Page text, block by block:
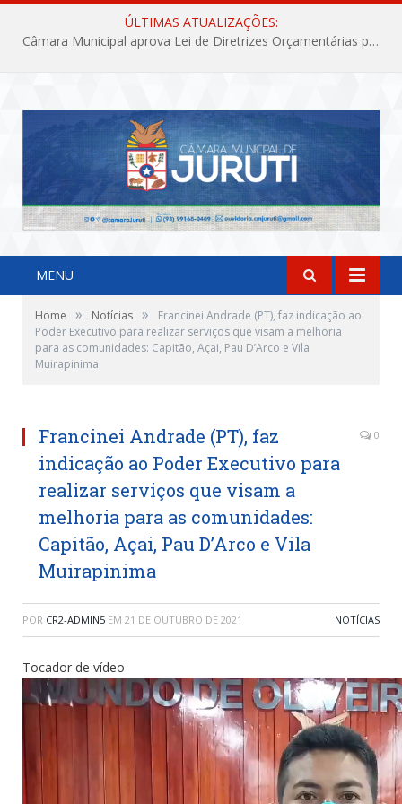
ÚLTIMAS ATUALIZAÇÕES:
Câmara Municipal aprova Lei de Diretrizes Orçamentárias para o exercício financeiro de 2027
MENU
Home » Notícias »
Francinei Andrade (PT), faz indicação ao
Poder Executivo para realizar serviços que visam a melhoria
para as comunidades: Capitão, Açai, Pau D’Arco e Vila
Muirapinima
Francinei Andrade (PT), faz
indicação ao Poder Executivo para
realizar serviços que visam a
melhoria para as comunidades:
Capitão, Açai, Pau D’Arco e Vila
Muirapinima
0
POR CR2-ADMIN5 EM 21 DE OUTUBRO DE 2021 NOTÍCIAS
Tocador de vídeo